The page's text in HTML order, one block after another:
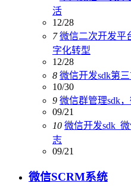
活
12/28
7 微信二次开发平
字化转型
12/28
8 微信开发sdk第
10/30
9 微信群管理sdk
09/21
10 微信开发sdk_
志
09/21
微信SCRM系统